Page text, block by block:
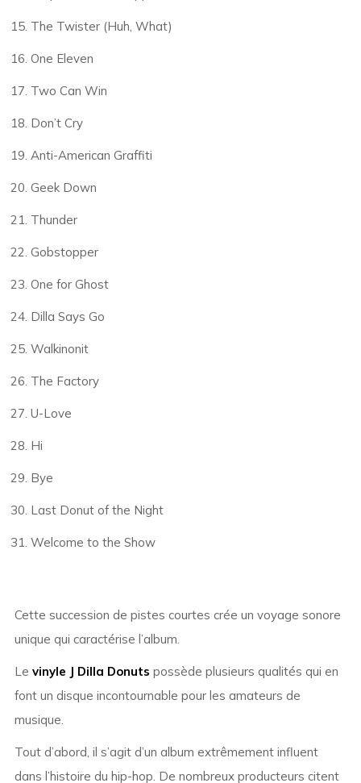
The Twister (Huh, What)
One Eleven
Two Can Win
Don’t Cry
Anti-American Graffiti
Geek Down
Thunder
Gobstopper
One for Ghost
Dilla Says Go
Walkinonit
The Factory
U-Love
Hi
Bye
Last Donut of the Night
Welcome to the Show
Cette succession de pistes courtes crée un voyage sonore
unique qui caractérise l’album.
Le vinyle J Dilla Donuts possède plusieurs qualités qui en
font un disque incontournable pour les amateurs de
musique.
Tout d’abord, il s’agit d’un album extrêmement influent
dans l’histoire du hip-hop. De nombreux producteurs citent